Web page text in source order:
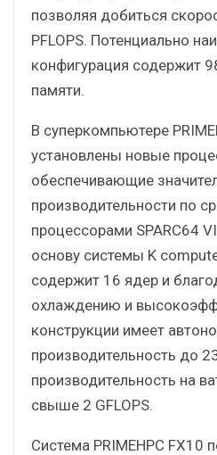
позволяя добиться
PFLOPS. Потенциально
конфигурация содержит
памяти.
В суперкомпьютере
установлены новые
обеспечивающие
производительности по
процессорами SPARC64
основу системы K
содержит 16 ядер и
охлаждению и
конструкции имеет
производительность до
производительность на
свыше 2 GFLOPS.
Система PRIMEHPC FX10